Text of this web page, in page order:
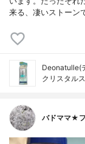
来る、凄いストーン
Deonatulle(
クリスタル
バドママ★